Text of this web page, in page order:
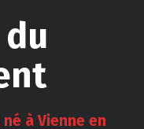
à Vienne en